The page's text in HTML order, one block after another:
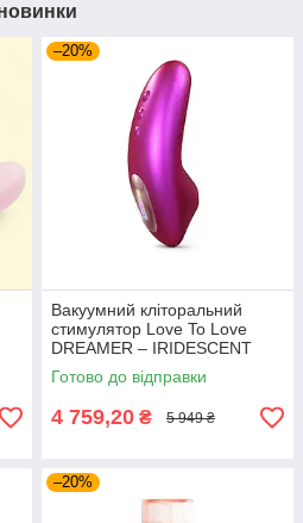
–20%
Вакуумний кліторальний
стимулятор Love To Love
DREAMER – IRIDESCENT
BERRY, пестощі язичком,
пульт
Готово до відправки
4 759,20 ₴ 5 949 ₴
–20%